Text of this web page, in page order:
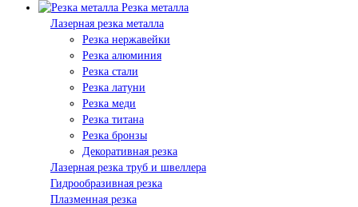
Резка металла
Лазерная резка металла
Резка нержавейки
Резка алюминия
Резка стали
Резка латуни
Резка меди
Резка титана
Резка бронзы
Декоративная резка
Лазерная резка труб и швеллера
Гидрообразивная резка
Плазменная резка